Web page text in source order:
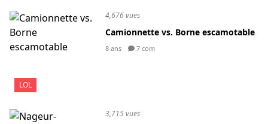
LOL
4,676 vues
Camionnette vs. Borne escamotable
8 ans 7 com
3,715 vues